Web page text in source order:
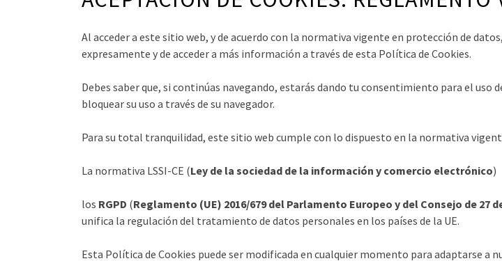
Al acceder a este sitio web, y de acuerdo con la normativa vigente en protección de
expresamente y de acceder a más información a través de esta Política de Cookies.
Debes saber que, si continúas navegando, estarás dando tu consentimiento para el
bloquear su uso a través de su navegador.
Para su total tranquilidad, este sitio web cumple con lo dispuesto en la normativa
La normativa LSSI-CE (Ley de la sociedad de la información y comercio electrónico)
los RGPD (Reglamento (UE) 2016/679 del Parlamento Europeo y del Consejo de
unifica la regulación del tratamiento de datos personales en los países de la UE.
Esta Política de Cookies puede ser modificada en cualquier momento para adaptarse a